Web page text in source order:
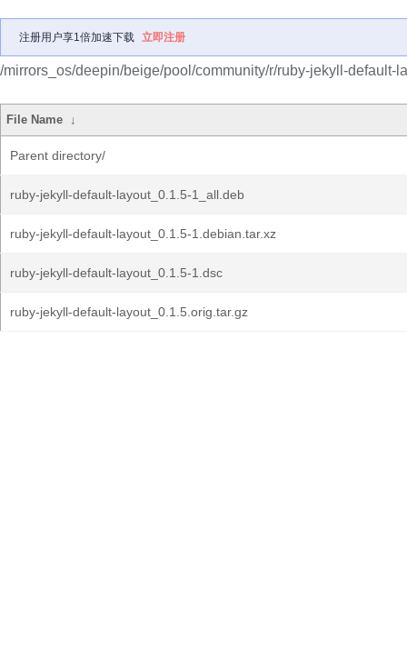
注册用户享1倍加速下载 立即注册
/mirrors_os/deepin/beige/pool/community/r/ruby-jekyll-default-
File Name ↓
Parent directory/
ruby-jekyll-default-layout_0.1.5-1_all.deb
ruby-jekyll-default-layout_0.1.5-1.debian.tar.xz
ruby-jekyll-default-layout_0.1.5-1.dsc
ruby-jekyll-default-layout_0.1.5.orig.tar.gz